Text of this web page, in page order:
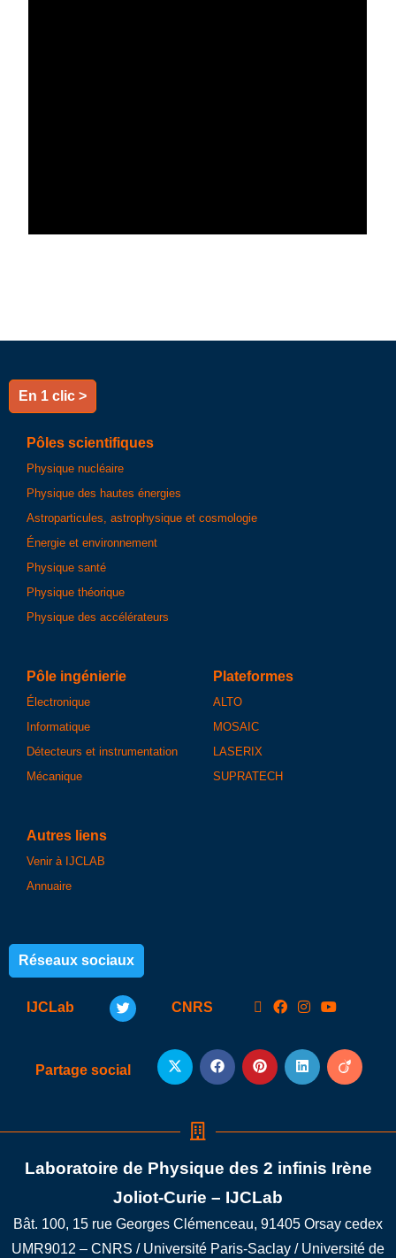
En 1 clic >
Pôles scientifiques
Physique nucléaire
Physique des hautes énergies
Astroparticules, astrophysique et cosmologie
Énergie et environnement
Physique santé
Physique théorique
Physique des accélérateurs
Pôle ingénierie
Électronique
Informatique
Détecteurs et instrumentation
Mécanique
Plateformes
ALTO
MOSAIC
LASERIX
SUPRATECH
Autres liens
Venir à IJCLAB
Annuaire
Réseaux sociaux
IJCLab CNRS
Partage social
Laboratoire de Physique des 2 infinis Irène
Joliot-Curie – IJCLab
Bât. 100, 15 rue Georges Clémenceau, 91405 Orsay cedex
UMR9012 – CNRS / Université Paris-Saclay / Université de